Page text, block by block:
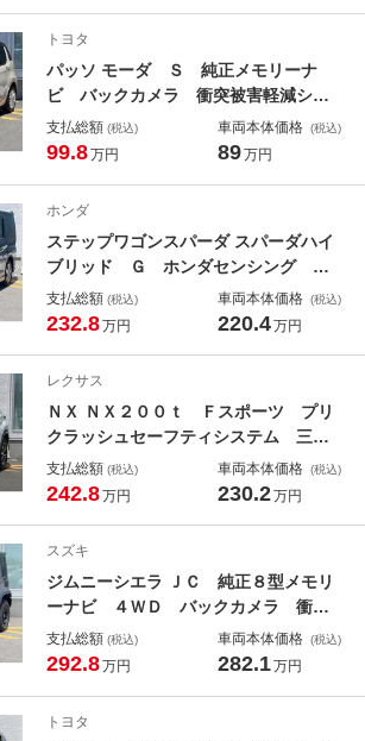
ｈ ＣＤ 地デジ
トヨタ
パッソ モーダ Ｓ 純正メモリーナ
ビ バックカメラ 衝突被害軽減シス
テム 禁煙車 ドラレコ コーナーセ
ンサー ＬＥＤヘッド オートライ
支払総額 (税込)
99.8万円
車両本体価格 (税込)
89万円
ホンダ
ステップワゴンスパーダ スパーダハイ
ブリッド Ｇ ホンダセンシング 純
正ＳＤナビ バックカメラ レーダー
クルーズ 禁煙車 ドラレコ ＬＥＤ
エアコン Ｂｌｕｅｔｏｏｔｈ Ｃ
Ｄ ＤＶＤ再生 ＬＥＤフォグ
支払総額 (税込)
232.8万円
車両本体価格 (税込)
220.4万円
レクサス
ＮＸ ＮＸ２００ｔ Ｆスポーツ プリ
クラッシュセーフティシステム 三眼
ＬＥＤヘッドライト 電動リアゲー
ト 純正オプション１８インチアル
レザーシート スマートキー
支払総額 (税込)
242.8万円
車両本体価格 (税込)
230.2万円
スズキ
ジムニーシエラ ＪＣ 純正８型メモリ
ーナビ ４ＷＤ バックカメラ 衝突
被害軽減システム 禁煙車 ドラレ
コ ＬＥＤヘッド ビルトインＥＴ
支払総額 (税込)
292.8万円
車両本体価格 (税込)
282.1万円
トヨタ